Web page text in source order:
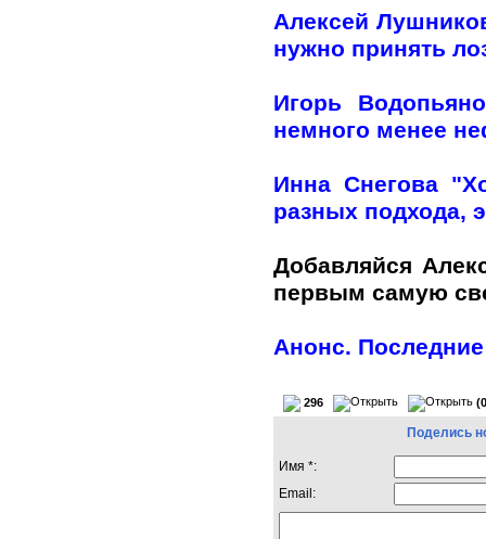
Алексей
нужно принять
Игорь
немного менее
Инна Снегова
разных подхода,
Добавляйся
первым самую
Анонс.
296
Поделись
Имя *:
Email: